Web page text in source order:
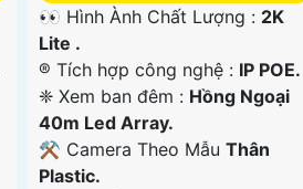
👀 Hình Ành Chất Lượng : 2K
Lite .
®️ Tích hợp công nghệ : IP POE.
❈ Xem ban đêm : Hồng Ngoại
40m Led Array.
⚒ Camera Theo Mẫu Thân
Plastic.